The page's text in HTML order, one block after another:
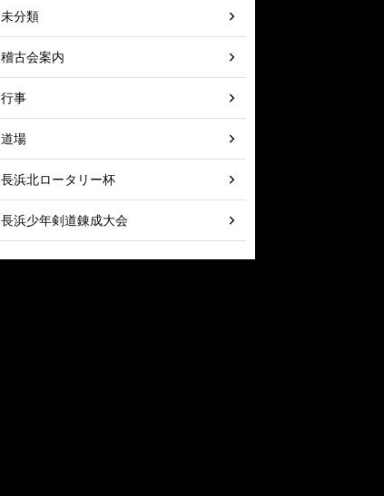
未分類
稽古会案内
行事
道場
長浜北ロータリー杯
長浜少年剣道錬成大会